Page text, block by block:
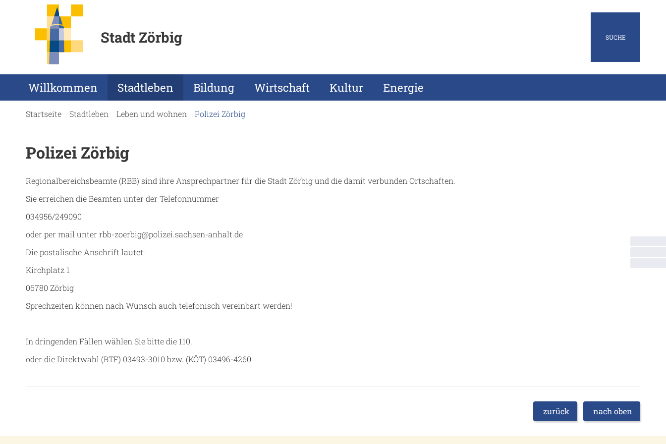
Stadt Zörbig SUCHE
Willkommen Stadtleben Bildung Wirtschaft Kultur Energie
Startseite Stadtleben Leben und wohnen Polizei Zörbig
Polizei Zörbig
Regionalbereichsbeamte (RBB) sind ihre Ansprechpartner für die Stadt Zörbig und die damit verbunden Ortschaften.
Sie erreichen die Beamten unter der Telefonnummer
034956/249090
oder per mail unter rbb-zoerbig@polizei.sachsen-anhalt.de
Die postalische Anschrift lautet:
Kirchplatz 1
06780 Zörbig
Sprechzeiten können nach Wunsch auch telefonisch vereinbart werden!
In dringenden Fällen wählen Sie bitte die 110,
oder die Direktwahl (BTF) 03493-3010 bzw. (KÖT) 03496-4260
zurück nach oben